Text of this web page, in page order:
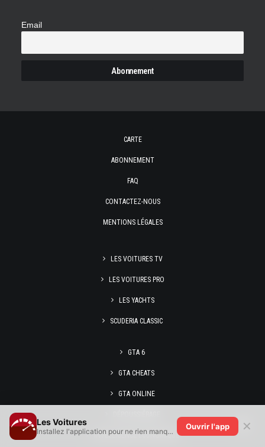
Email
CARTE
ABONNEMENT
FAQ
CONTACTEZ-NOUS
MENTIONS LÉGALES
LES VOITURES TV
LES VOITURES PRO
LES YACHTS
SCUDERIA CLASSIC
GTA 6
GTA CHEATS
GTA ONLINE
INTELLIGENCE ÉCONOMIQUE
Les Voitures
Installez l'application pour ne rien manquer !
Ouvrir l'app ✕